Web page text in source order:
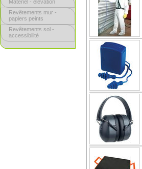
SUBMENU.
Matériel - élévation
Revêtements mur -
papiers peints
Revêtements sol -
accessibilité